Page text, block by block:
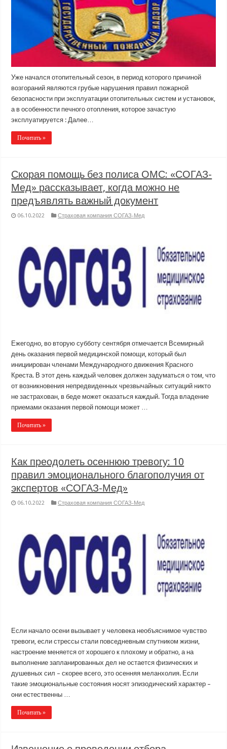
Уже начался отопительный сезон, в период которого причиной
возгораний являются грубые нарушения правил пожарной
безопасности при эксплуатации отопительных систем и установок,
а в особенности печного отопления, которое зачастую
эксплуатируется : Далее…
Почитать »
Скорая помощь без полиса ОМС: «СОГАЗ-
Мед» рассказывает, когда можно не
предъявлять важный документ
06.10.2022 Страховая компания СОГАЗ-Мед
Ежегодно, во вторую субботу сентября отмечается Всемирный
день оказания первой медицинской помощи, который был
инициирован членами Международного движения Красного
Креста. В этот день каждый человек должен задуматься о том, что
от возникновения непредвиденных чрезвычайных ситуаций никто
не застрахован, в беде может оказаться каждый. Тогда владение
приемами оказания первой помощи может …
Почитать »
Как преодолеть осеннюю тревогу: 10
правил эмоционального благополучия от
экспертов «СОГАЗ-Мед»
06.10.2022 Страховая компания СОГАЗ-Мед
Если начало осени вызывает у человека необъяснимое чувство
тревоги, если стрессы стали повседневным спутником жизни,
настроение меняется от хорошего к плохому и обратно, а на
выполнение запланированных дел не остается физических и
душевных сил – скорее всего, это осенняя меланхолия. Если
такие эмоциональные состояния носят эпизодический характер –
они естественны …
Почитать »